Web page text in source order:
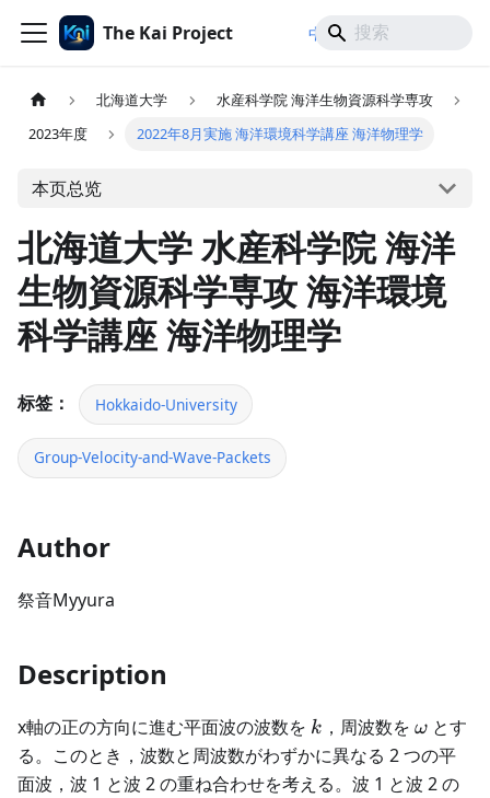
The Kai Project 中文/ 日本語
北海道大学
水産科学院 海洋生物資源科学専攻
2023年度
2022年8月実施 海洋環境科学講座 海洋物理学
本页总览
北海道大学 水産科学院 海洋
生物資源科学専攻 海洋環境
科学講座 海洋物理学
标签： Hokkaido-University
Group-Velocity-and-Wave-Packets
Author
祭音Myyura
Description
x軸の正の方向に進む平面波の波数を k
k ，周波数を \omega
ω とす
る。このとき，波数と周波数がわずかに異なる 2 つの平
面波，波 1 と波 2 の重ね合わせを考える。波 1 と波 2 の